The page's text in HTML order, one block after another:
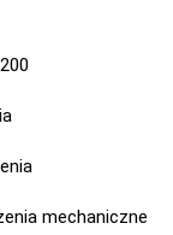
mechaniczne